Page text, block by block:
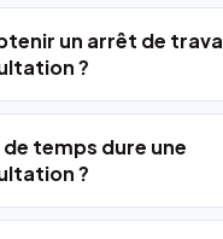
un arrêt de
?
temps dure une
?